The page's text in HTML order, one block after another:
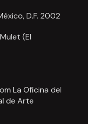
D.F. 2002
(El
La Oficina del
de Arte